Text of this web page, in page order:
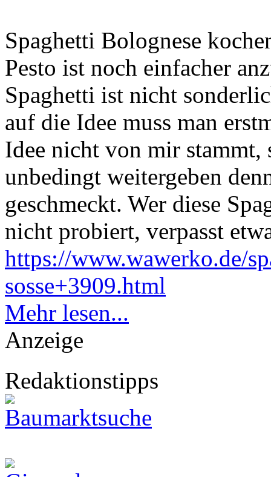
Spaghetti Bolognese
Pesto ist noch einfacher
Spaghetti ist nicht
auf die Idee muss man
Idee nicht von mir stammt,
unbedingt weitergeben
geschmeckt. Wer diese
nicht probiert, verpasst
https://www.wawerko.de/
sosse+3909.html
Mehr lesen...
Anzeige
Redaktionstipps